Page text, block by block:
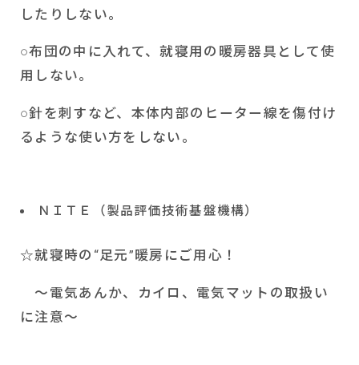
したりしない。
○布団の中に入れて、就寝用の暖房器具として使
用しない。
○針を刺すなど、本体内部のヒーター線を傷付け
るような使い方をしない。
ＮＩＴＥ（製品評価技術基盤機構）
☆就寝時の“足元”暖房にご用心！
～電気あんか、カイロ、電気マットの取扱い
に注意～